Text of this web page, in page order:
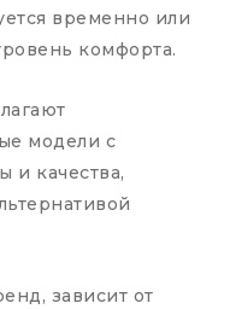
временно или
комфорта.
модели с
качества,
зависит от